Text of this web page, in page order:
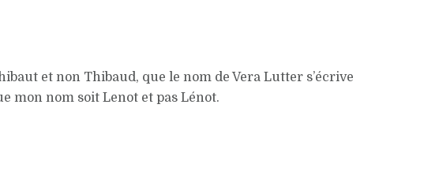
et non Thibaud, que le nom de Vera Lutter s’écrive
mon nom soit Lenot et pas Lénot.